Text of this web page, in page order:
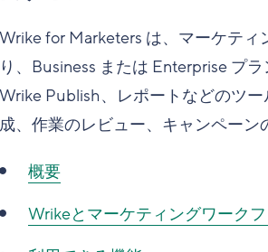
Wrike for Marketers は、マーケテ
り、Business または Enterprise プ
Wrike Publish、レポートなどのツ
成、作業のレビュー、キャンペーン
概要
Wrikeとマーケティングワーク